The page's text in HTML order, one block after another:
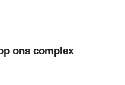
ons complex